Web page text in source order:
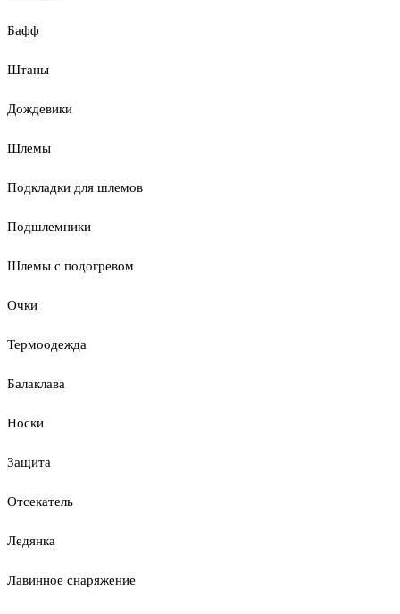
Бафф
Штаны
Дождевики
Шлемы
Подкладки для шлемов
Подшлемники
Шлемы с подогревом
Очки
Термоодежда
Балаклава
Носки
Защита
Отсекатель
Ледянка
Лавинное снаряжение